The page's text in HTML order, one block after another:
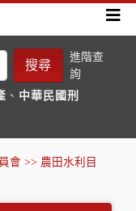
搜尋
進階查
詢
、 中華民國刑
會 >> 農田水利目